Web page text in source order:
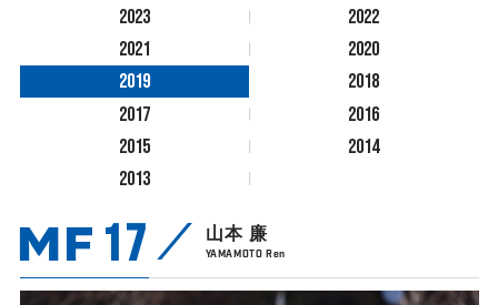
2023
2022
2021
2020
2019
2018
2017
2016
2015
2014
2013
MF 17 山本 廉
YAMAMOTO Ren